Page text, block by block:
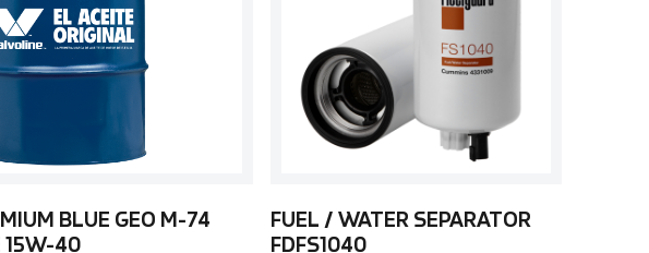
BLUE GEO M-74
15W-40
FUEL / WATER SEPARATOR
FDFS1040